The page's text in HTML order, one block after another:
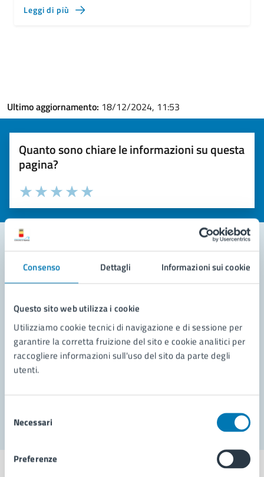
Consenso Dettagli Informazioni sui cookie
Questo sito web utilizza i cookie
Utilizziamo cookie tecnici di navigazione e di sessione per
garantire la corretta fruizione del sito e cookie analitici per
raccogliere informazioni sull'uso del sito da parte degli
utenti.
delNecessari
Preferenze
Leggi di più
Ultimo aggiornamento: 18/12/2024, 11:53
Quanto sono chiare le informazioni su questa
pagina?
Valuta la chiarezza delle informazioni (da 1 a 5 stelle)
Seleziona il numero di stelle per valutare la chiarezza delle
Valuta 5 stelle su 5
Valuta 4 stelle su 5
Valuta 3 stelle su 5
Valuta 2 stelle su 5
Valuta 1 stelle su 5
Contatta il comune
Richiedi assistenza
Prenota appuntamento
Problemi in città